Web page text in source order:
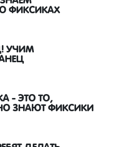
ФИКСИКАХ
УЧИМ
- ЭТО ТО,
ЗНАЮТ ФИКСИКИ